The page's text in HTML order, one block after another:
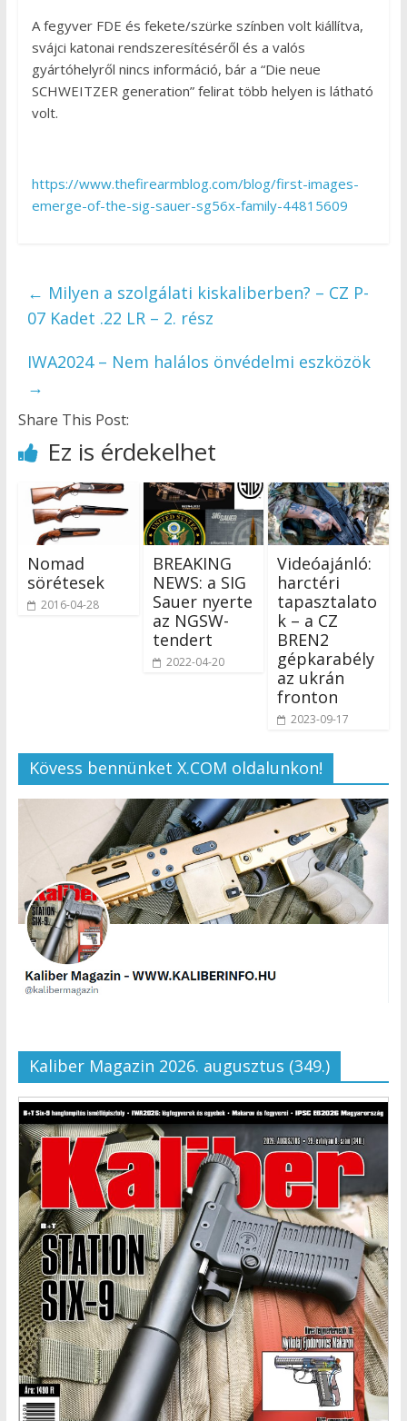
A fegyver FDE és fekete/szürke színben volt kiállítva,
svájci katonai rendszeresítéséről és a valós
gyártóhelyről nincs információ, bár a “Die neue
SCHWEITZER generation” felirat több helyen is látható
volt.
https://www.thefirearmblog.com/blog/first-images-
emerge-of-the-sig-sauer-sg56x-family-44815609
← Milyen a szolgálati kiskaliberben? – CZ P-
07 Kadet .22 LR – 2. rész
IWA2024 – Nem halálos önvédelmi eszközök
→
Share This Post:
Ez is érdekelhet
Nomad
sörétesek
2016-04-28
BREAKING
NEWS: a SIG
Sauer nyerte
az NGSW-
tendert
2022-04-20
Videóajánló:
harctéri
tapasztalato
k – a CZ
BREN2
gépkarabély
az ukrán
fronton
2023-09-17
Kövess bennünket X.COM oldalunkon!
Kaliber Magazin 2026. augusztus (349.)